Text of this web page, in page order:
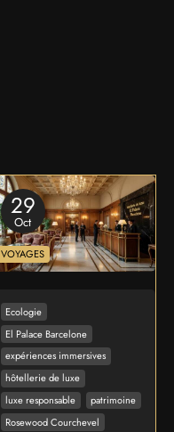
29
Oct
VOYAGES
Ecologie
El Palace Barcelone
expériences immersives
hôtellerie de luxe
luxe responsable
patrimoine
Rosewood Courchevel